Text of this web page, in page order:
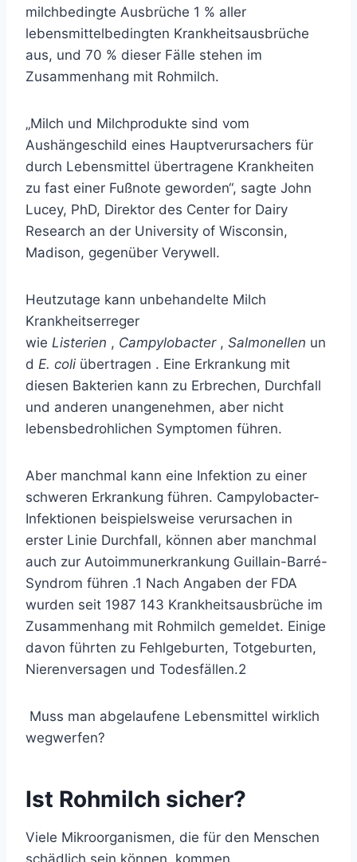
milchbedingte Ausbrüche 1 % aller
lebensmittelbedingten Krankheitsausbrüche
aus, und 70 % dieser Fälle stehen im
Zusammenhang mit Rohmilch.
„Milch und Milchprodukte sind vom
Aushängeschild eines Hauptverursachers für
durch Lebensmittel übertragene Krankheiten
zu fast einer Fußnote geworden“, sagte John
Lucey, PhD, Direktor des Center for Dairy
Research an der University of Wisconsin,
Madison, gegenüber Verywell.
Heutzutage kann unbehandelte Milch
Krankheitserreger
wie Listerien , Campylobacter, Salmonellen un
d E. coli übertragen . Eine Erkrankung mit
diesen Bakterien kann zu Erbrechen, Durchfall
und anderen unangenehmen, aber nicht
lebensbedrohlichen Symptomen führen.
Aber manchmal kann eine Infektion zu einer
schweren Erkrankung führen. Campylobacter-
Infektionen beispielsweise verursachen in
erster Linie Durchfall, können aber manchmal
auch zur Autoimmunerkrankung Guillain-Barré-
Syndrom führen .1 Nach Angaben der FDA
wurden seit 1987 143 Krankheitsausbrüche im
Zusammenhang mit Rohmilch gemeldet. Einige
davon führten zu Fehlgeburten, Totgeburten,
Nierenversagen und Todesfällen.2
Muss man abgelaufene Lebensmittel wirklich
wegwerfen?
Ist Rohmilch sicher?
Viele Mikroorganismen, die für den Menschen